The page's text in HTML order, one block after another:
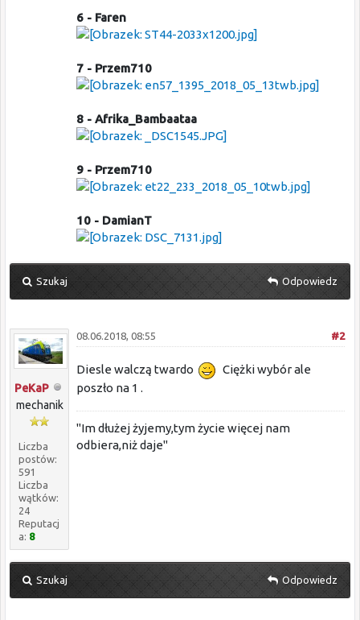
6 - Faren
7 - Przem710
8 - Afrika_Bambaataa
9 - Przem710
10 - DamianT
Szukaj Odpowiedz
PeKaP
mechanik
Liczba
postów:
591
Liczba
wątków:
24
Reputacj
a: 8
#2
08.06.2018, 08:55
Diesle walczą twardo
Ciężki wybór ale
poszło na 1 .
"Im dłużej żyjemy,tym życie więcej nam
odbiera,niż daje"
Szukaj Odpowiedz